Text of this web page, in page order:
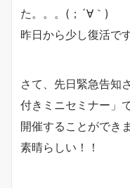
た。。。(；´∀｀)
昨日から少し復活です
さて、先日緊急告知
付きミニセミナー」
開催することができ
素晴らしい！！